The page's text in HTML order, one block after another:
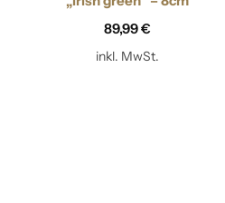
89,99€
inkl. MwSt.